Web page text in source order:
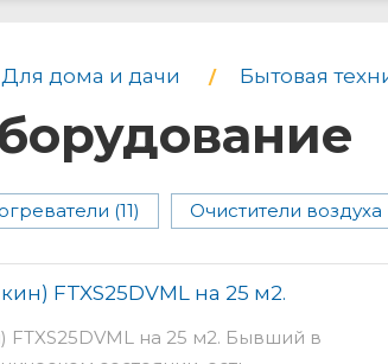
Для дома и дачи Бытовая
(11) Очистители воздуха
FTXS25DVML на 25 м2.
на 25 м2. Бывший в